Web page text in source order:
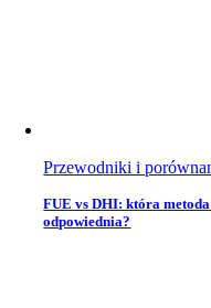
Przewodniki i
FUE vs DHI: która metoda
odpowiednia?